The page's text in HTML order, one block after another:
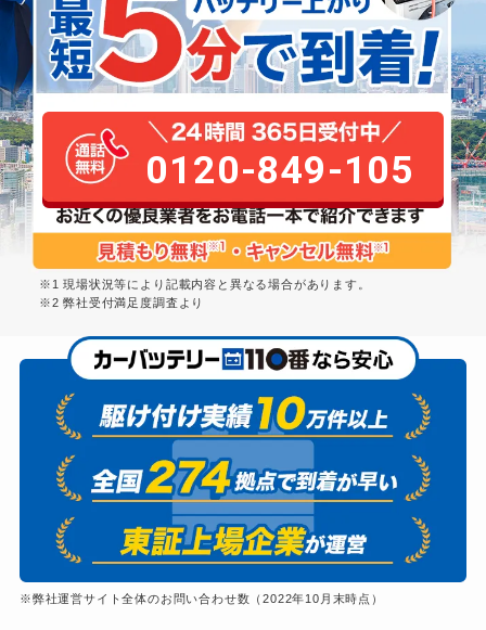
0120-849-105
※1 現場状況等により記載内容と異なる場合があります。
※2 弊社受付満足度調査より
※弊社運営サイト全体のお問い合わせ数（2022年10月末時点）